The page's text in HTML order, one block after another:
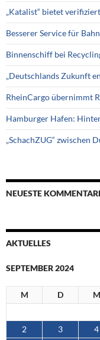
„Katalist“ bietet
Besserer Service für
Binnenschiff bei
„Deutschlands Zukunft
RheinCargo übernimmt
Hamburger Hafen:
„SchachZUG“ zwischen
NEUESTE
AKTUELLES
SEPTEMBER 2024
M D M
2
3 4